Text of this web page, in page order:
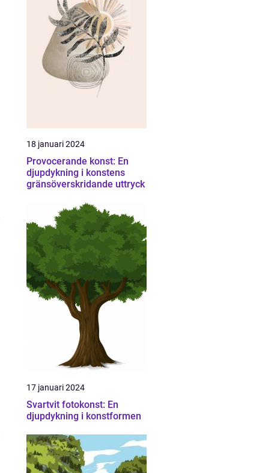
18 januari 2024
Provocerande konst: En
djupdykning i konstens
gränsöverskridande uttryck
17 januari 2024
Svartvit fotokonst: En
djupdykning i konstformen